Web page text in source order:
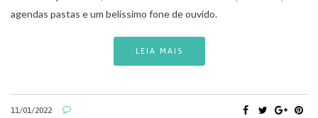
agendas pastas e um belíssimo fone de ouvido.
LEIA MAIS
11/01/2022